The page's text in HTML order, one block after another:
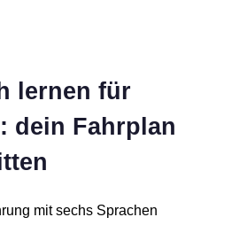
lernen für
dein Fahrplan
mit sechs Sprachen